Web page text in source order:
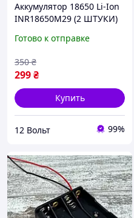
Аккумулятор 18650 Li-Ion
INR18650M29 (2 ШТУКИ)
для хранения
Готово к отправке
299₴
350 ₴
Купить
12 Вольт 99%